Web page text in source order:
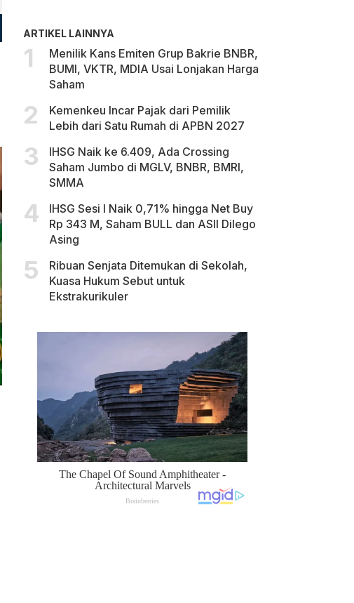
ARTIKEL LAINNYA
Menilik Kans Emiten Grup Bakrie BNBR,
BUMI, VKTR, MDIA Usai Lonjakan Harga
Saham
Kemenkeu Incar Pajak dari Pemilik
Lebih dari Satu Rumah di APBN 2027
IHSG Naik ke 6.409, Ada Crossing
Saham Jumbo di MGLV, BNBR, BMRI,
SMMA
IHSG Sesi I Naik 0,71% hingga Net Buy
Rp 343 M, Saham BULL dan ASII Dilego
Asing
Ribuan Senjata Ditemukan di Sekolah,
Kuasa Hukum Sebut untuk
Ekstrakurikuler